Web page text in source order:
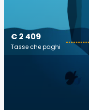
€ 2 409
Tasse che paghi